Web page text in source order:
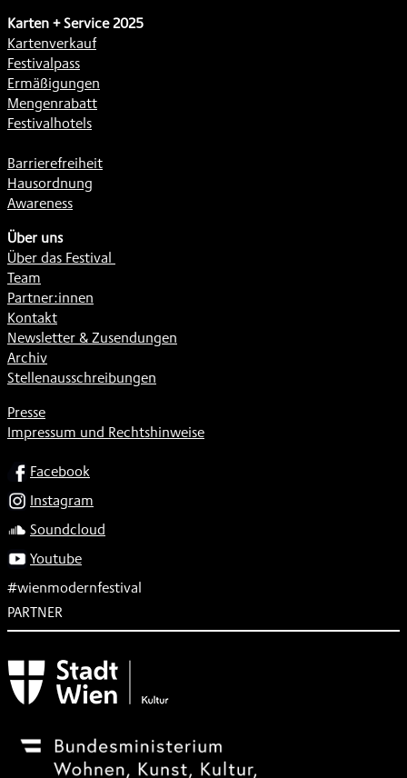
Karten + Service 2025
Kartenverkauf
Festivalpass
Ermäßigungen
Mengenrabatt
Festivalhotels
Barrierefreiheit
Hausordnung
Awareness
Über uns
Über das Festival
Team
Partner:innen
Kontakt
Newsletter & Zusendungen
Archiv
Stellenausschreibungen
Presse
Impressum und Rechtshinweise
SOCIALFacebook
Instagram
Soundcloud
Youtube
#wienmodernfestival
PARTNER
Subventionsgeber